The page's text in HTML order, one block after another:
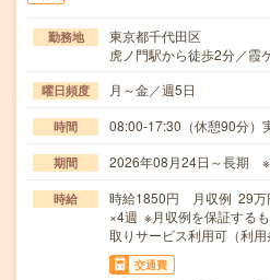
勤務地
東京都千代田区
虎ノ門駅から徒歩2分／霞
曜日頻度 月～金／週5日
時間 08:00-17:30（休憩90分）
期間 2026年08月24日～長期
時給
時給1850円 月収例 29万
×4週 ※月収例を保証する
取りサービス利用可（利用
交通費